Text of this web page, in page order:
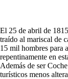
El 25 de abril de
traído al mariscal de
15 mil hombres para
repentinamente en
Además de ser
turísticos menos